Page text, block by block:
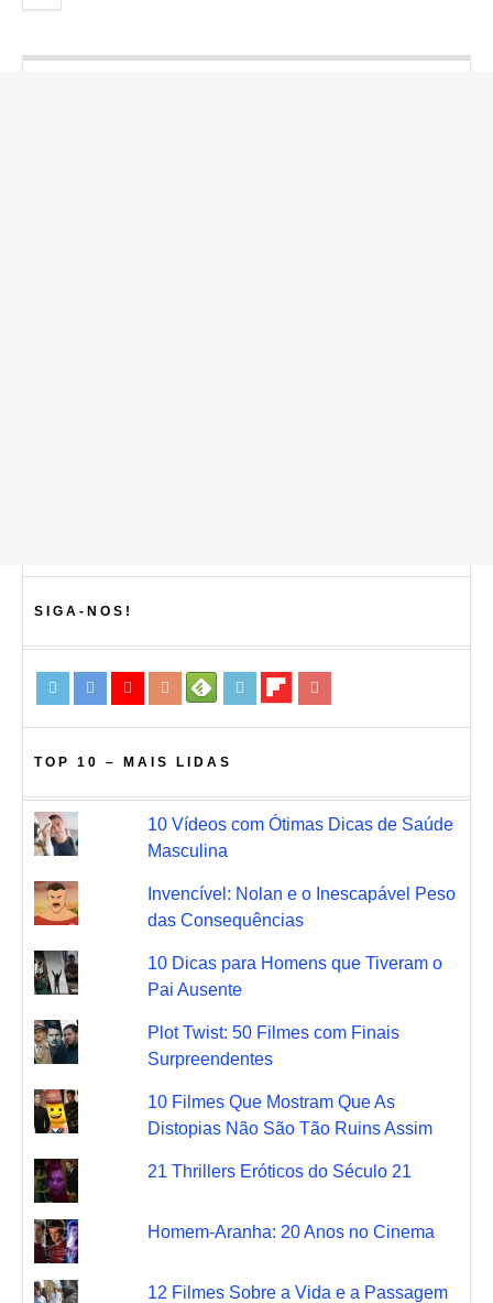
SIGA-NOS!
TOP 10 – MAIS LIDAS
10 Vídeos com Ótimas Dicas de Saúde
Masculina
Invencível: Nolan e o Inescapável Peso
das Consequências
10 Dicas para Homens que Tiveram o
Pai Ausente
Plot Twist: 50 Filmes com Finais
Surpreendentes
10 Filmes Que Mostram Que As
Distopias Não São Tão Ruins Assim
21 Thrillers Eróticos do Século 21
Homem-Aranha: 20 Anos no Cinema
12 Filmes Sobre a Vida e a Passagem